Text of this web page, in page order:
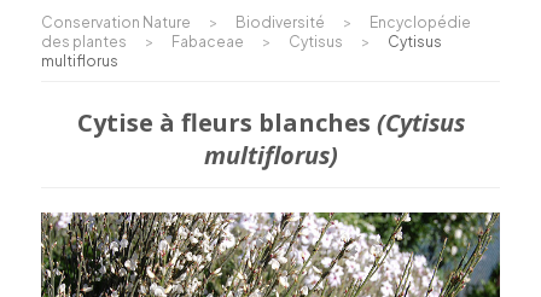
Conservation Nature > Biodiversité >
Encyclopédie
des plantes
> Fabaceae > Cytisus >
Cytisus
multiflorus
Cytise à fleurs blanches (Cytisus
multiflorus)